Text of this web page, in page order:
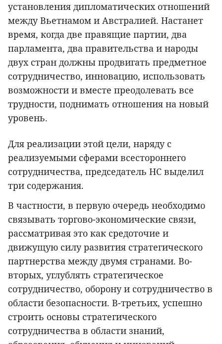
установления дипломатических отношений
между Вьетнамом и Австралией. Настанет
время, когда две правящие партии, два
парламента, два правительства и народы
двух стран должны продвигать предметное
сотрудничество, инновацию, использовать
возможности и вместе преодолевать все
трудности, поднимать отношения на новый
уровень.
Для реализации этой цели, наряду с
реализуемыми сферами всестороннего
сотрудничества, председатель НС выделил
три содержания.
В частности, в первую очередь необходимо
связывать торгово-экономические связи,
рассматривая это как средоточие и
движущую силу развития стратегического
партнерства между двумя странами. Во-
вторых, углублять стратегическое
сотрудничество, оборону и сотрудничество в
области безопасности. В-третьих, успешно
строить основы стратегического
сотрудничества в области знаний,